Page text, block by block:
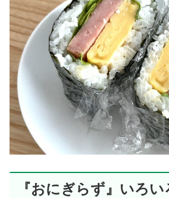
『おにぎらず』いろ